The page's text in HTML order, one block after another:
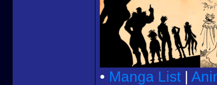
• Manga List |